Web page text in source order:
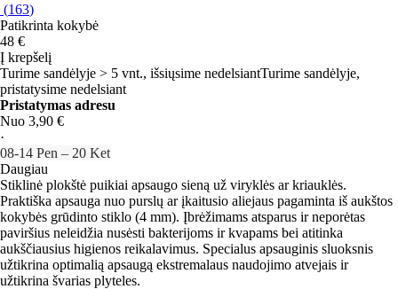
(163)
Patikrinta kokybė
48 €
Į krepšelį
Turime sandėlyje > 5 vnt., išsiųsime nedelsiantTurime sandėlyje,
pristatysime nedelsiant
Pristatymas adresu
Nuo 3,90 €
·
08‑14 Pen – 20 Ket
Daugiau
Stiklinė plokštė puikiai apsaugo sieną už viryklės ar kriauklės.
Praktiška apsauga nuo purslų ar įkaitusio aliejaus pagaminta iš aukštos
kokybės grūdinto stiklo (4 mm). Įbrėžimams atsparus ir neporėtas
paviršius neleidžia nusėsti bakterijoms ir kvapams bei atitinka
aukščiausius higienos reikalavimus. Specialus apsauginis sluoksnis
užtikrina optimalią apsaugą ekstremalaus naudojimo atvejais ir
užtikrina švarias plyteles.